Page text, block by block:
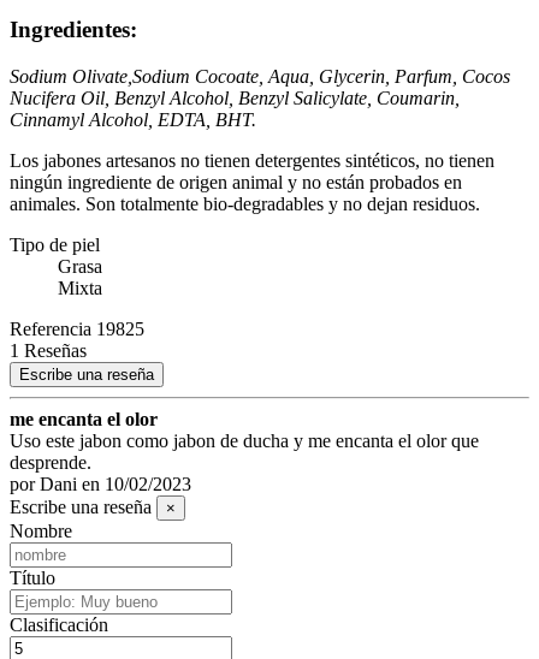
Ingredientes:
Sodium Olivate,Sodium Cocoate, Aqua, Glycerin, Parfum, Cocos
Nucifera Oil, Benzyl Alcohol, Benzyl Salicylate, Coumarin,
Cinnamyl Alcohol, EDTA, BHT.
Los jabones artesanos no tienen detergentes sintéticos, no tienen
ningún ingrediente de origen animal y no están probados en
animales. Son totalmente bio-degradables y no dejan residuos.
Tipo de piel
Grasa
Mixta
Referencia 19825
1 Reseñas
Escribe una reseña
me encanta el olor
Uso este jabon como jabon de ducha y me encanta el olor que
desprende.
porDani en 10/02/2023
Escribe una reseña
×
Nombre
Título
Clasificación